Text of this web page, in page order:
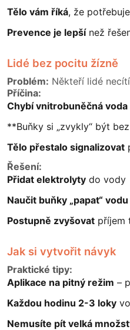
Tělo vám říká, že
Prevence je lepšínež
Lidé bez pocitu žízně
Problém: Někteří lidé
Příčina:
Chybí vnitrobuněčná voda
**Buňky si „zvykly“ být
Tělo přestalo signalizovat
Řešení:
Přidat elektrolyty do vody
Naučit buňky „papat“ vodu
Postupně zvyšovat příjem
Jak si vytvořit návyk
Praktické tipy:
Aplikace na pitný režim –
Každou hodinu 2-3 loky
Nemusíte pít velká